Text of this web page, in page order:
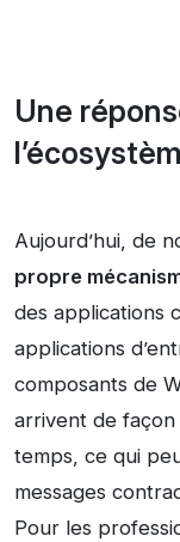
Une
Aujourd’hui, de
propre
des applications
applications
composants de
arrivent de façon
temps, ce qui
messages
Pour les